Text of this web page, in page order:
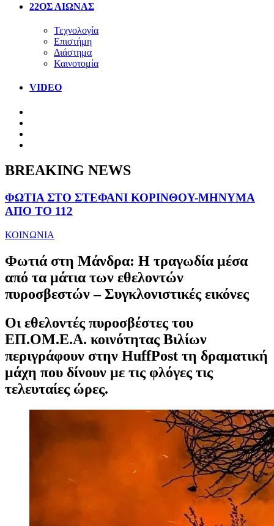
22ΟΣ ΑΙΩΝΑΣ
Τεχνολογία
Επιστήμη
Διάστημα
Καινοτομία
VIDEO
BREAKING NEWS
ΦΩΤΙΑ ΣΤΟ ΣΤΕΦΑΝΙ ΚΟΡΙΝΘΟΥ-ΜΗΝΥΜΑ
ΑΠΟ ΤΟ 112
ΚΟΙΝΩΝΙΑ
Φωτιά στη Μάνδρα: Η τραγωδία μέσα
από τα μάτια των εθελοντών
πυροσβεστών – Συγκλονιστικές εικόνες
Οι εθελοντές πυροσβέστες του
ΕΠ.ΟΜ.Ε.Α. κοινότητας Βιλίων
περιγράφουν στην HuffPost τη δραματική
μάχη που δίνουν με τις φλόγες τις
τελευταίες ώρες.